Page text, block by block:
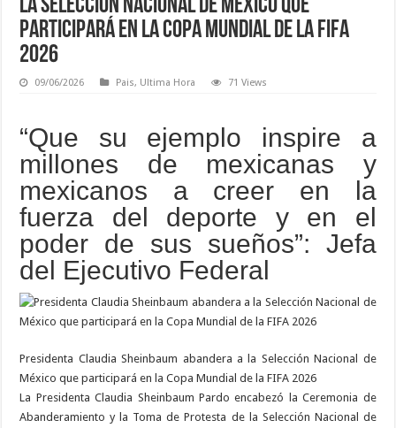
la Selección Nacional de México que
participará en la Copa Mundial de la FIFA
2026
09/06/2026 Pais, Ultima Hora 71 Views
“Que su ejemplo inspire a
millones de mexicanas y
mexicanos a creer en la
fuerza del deporte y en el
poder de sus sueños”: Jefa
del Ejecutivo Federal
Presidenta Claudia Sheinbaum abandera a la Selección Nacional de
México que participará en la Copa Mundial de la FIFA 2026
La Presidenta Claudia Sheinbaum Pardo encabezó la Ceremonia de
Abanderamiento y la Toma de Protesta de la Selección Nacional de